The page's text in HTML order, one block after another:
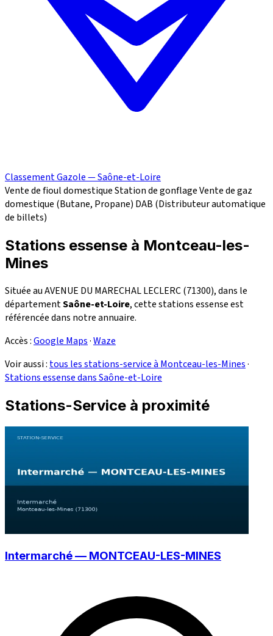
Classement Gazole — Saône-et-Loire
Vente de fioul domestiqueStation de gonflageVente de gaz
domestique (Butane, Propane) DAB (Distributeur automatique
de billets)
Stations essense à Montceau-les-
Mines
Située au AVENUE DU MARECHAL LECLERC (71300), dans le
départementSaône-et-Loire, cette stations essense est
référencée dans notre annuaire.
Accès :Google Maps·Waze
Voir aussi : tous les stations-service à Montceau-les-Mines·
Stations essense dans Saône-et-Loire
Stations-Service à proximité
Intermarché — MONTCEAU-LES-MINES